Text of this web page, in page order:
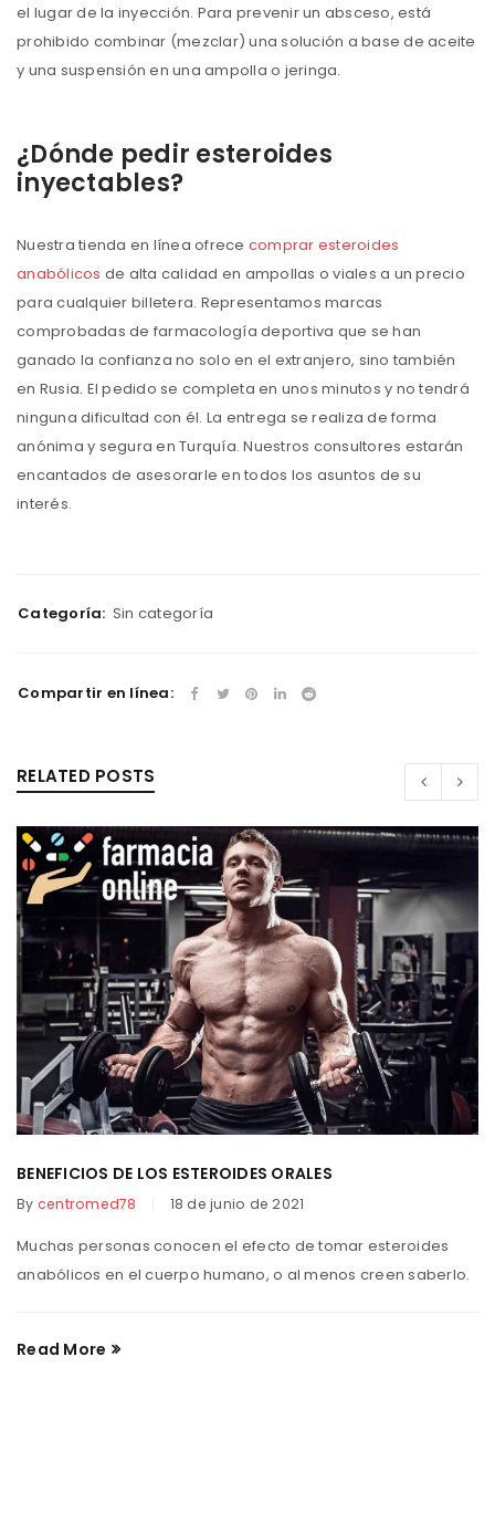
el lugar de la inyección. Para prevenir un absceso, está
prohibido combinar (mezclar) una solución a base de aceite
y una suspensión en una ampolla o jeringa.
¿Dónde pedir esteroides
inyectables?
Nuestra tienda en línea ofrece comprar esteroides
anabólicos de alta calidad en ampollas o viales a un precio
para cualquier billetera. Representamos marcas
comprobadas de farmacología deportiva que se han
ganado la confianza no solo en el extranjero, sino también
en Rusia. El pedido se completa en unos minutos y no tendrá
ninguna dificultad con él. La entrega se realiza de forma
anónima y segura en Turquía. Nuestros consultores estarán
encantados de asesorarle en todos los asuntos de su
interés.
Categoría: Sin categoría
Compartir en línea:
RELATED POSTS
BENEFICIOS DE LOS ESTEROIDES ORALES
By centromed78 18 de junio de 2021
Muchas personas conocen el efecto de tomar esteroides
anabólicos en el cuerpo humano, o al menos creen saberlo.
Read More